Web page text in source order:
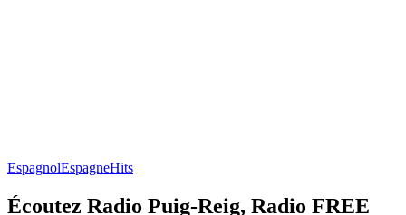
EspagnolEspagneHits
Écoutez Radio Puig-Reig, Radio FREE